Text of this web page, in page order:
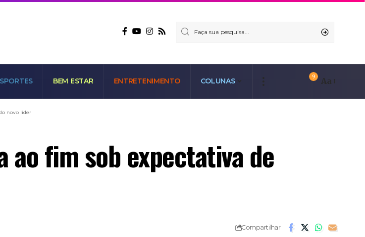
BEM ESTAR ENTRETENIMENTO COLUNAS
9 Aa
novo líder
ao fim sob expectativa de
Compartilhar